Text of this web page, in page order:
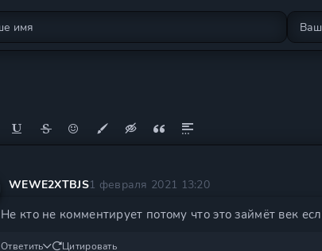
WEWE2XTBJS1 февраля 2021 13:20
Не кто не комментирует потому что это займёт век
Ответить Цитировать